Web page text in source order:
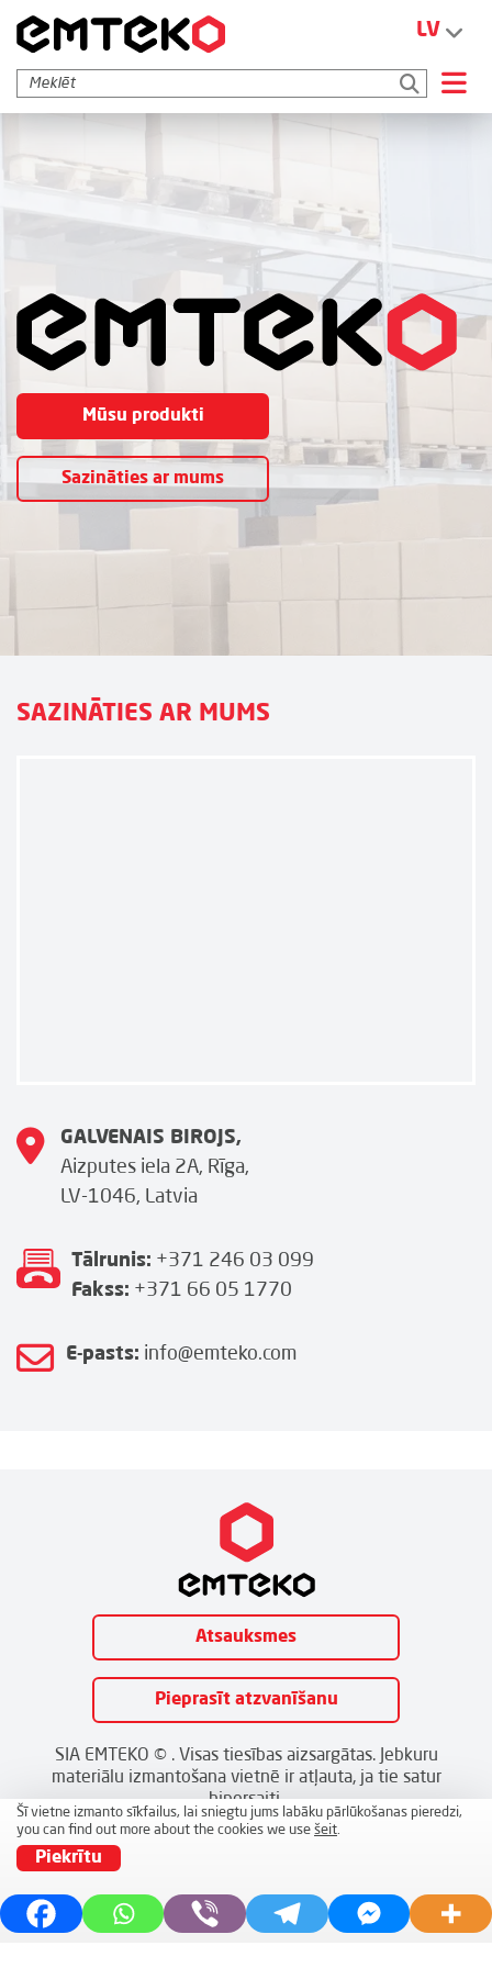
LV
Šī vietne izmanto sīkfailus, lai sniegtu jums labāku pārlūkošanas pieredzi,
you can find out more about the cookies we use šeit.
Piekrītu
Mūsu produkti
Sazināties ar mums
SAZINĀTIES AR MUMS
GALVENAIS BIROJS,
Aizputes iela 2A, Rīga,
LV-1046, Latvia
Tālrunis: +371 246 03 099
Fakss: +371 66 05 1770
E-pasts: info@emteko.com
Atsauksmes
Pieprasīt atzvanīšanu
SIA EMTEKO © . Visas tiesības aizsargātas. Jebkuru
materiālu izmantošana vietnē ir atļauta, ja tie satur
hipersaiti.